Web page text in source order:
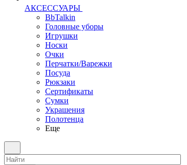
АКСЕССУАРЫ
BbTalkin
Головные уборы
Игрушки
Носки
Очки
Перчатки/Варежки
Посуда
Рюкзаки
Сертификаты
Сумки
Украшения
Полотенца
Еще